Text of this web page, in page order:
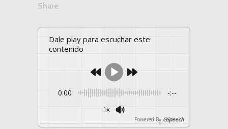
Share
Dale play para escuchar este
contenido
0:00 -:--
1x
Powered By GSpeech